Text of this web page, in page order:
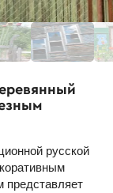
русской
представляет